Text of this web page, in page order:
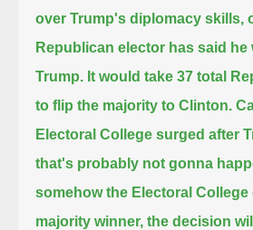
over Trump's diplomacy skills,
Republican elector has said
Trump. It would take 37 total
to flip the majority to Clinton.
Electoral College surged after
that's probably not gonna
somehow the Electoral
majority winner, the decision